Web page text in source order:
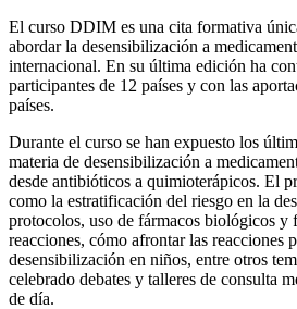
El curso DDIM es una cita formativa
abordar la desensibilización a
internacional. En su última edición ha
participantes de 12 países y con las
países.
Durante el curso se han expuesto los
materia de desensibilización a
desde antibióticos a quimioterápicos. El
como la estratificación del riesgo en la
protocolos, uso de fármacos biológicos y
reacciones, cómo afrontar las reacciones
desensibilización en niños, entre otros
celebrado debates y talleres de consulta
de día.